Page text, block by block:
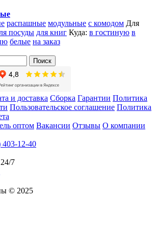
распашные модульные с комодом Для
посуды для книг Куда: в гостиную в
белые на заказ
Поиск
и доставка Сборка Гарантии Политика
Пользовательское соглашение Политика
оптом Вакансии Отзывы О компании
403-12-40
24/7
© 2025